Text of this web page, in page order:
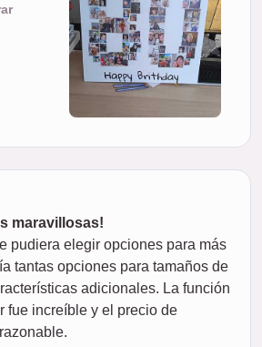
maravillosas!
pudiera elegir opciones para más
tantas opciones para tamaños de
adicionales. La función
fue increíble y el precio de